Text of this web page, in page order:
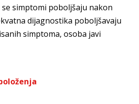
simptomi poboljšaju nakon
dijagnostika poboljšavaju
simptoma, osoba javi